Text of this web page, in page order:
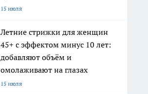
15 июля
Летние стрижки для женщин
45+ с эффектом минус 10 лет:
добавляют объём и
омолаживают на глазах
15 июля